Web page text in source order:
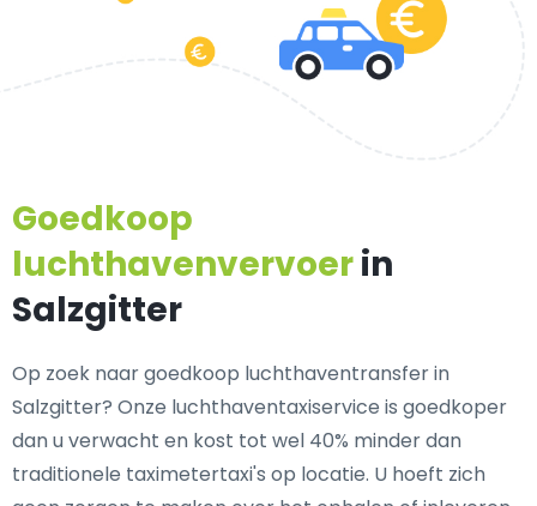
Goedkoop
luchthavenvervoerin
Salzgitter
Op zoek naar goedkoop luchthaventransfer in
Salzgitter? Onze luchthaventaxiservice is goedkoper
dan u verwacht en kost tot wel 40% minder dan
traditionele taximetertaxi's op locatie. U hoeft zich